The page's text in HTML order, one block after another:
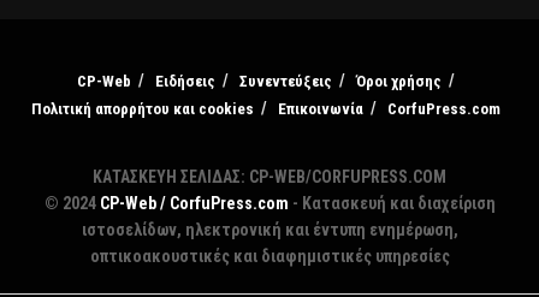
CP-Web Ειδήσεις Συνεντεύξεις
Όροι χρήσης
Πολιτική απορρήτου και cookies
Επικοινωνία CorfuPress.com
ΚΑΤΑΣΚΕΥΗ ΣΕΛΙΔΑΣ: CP-WEB/CORFUPRESS.COM
© 2024 CP-Web / CorfuPress.com - Κατασκευή και διαχείριση
ιστοσελίδων, ηλεκτρονική και έντυπη ενημέρωση,
οπτικοακουστικές και διαφημιστικές υπηρεσίες